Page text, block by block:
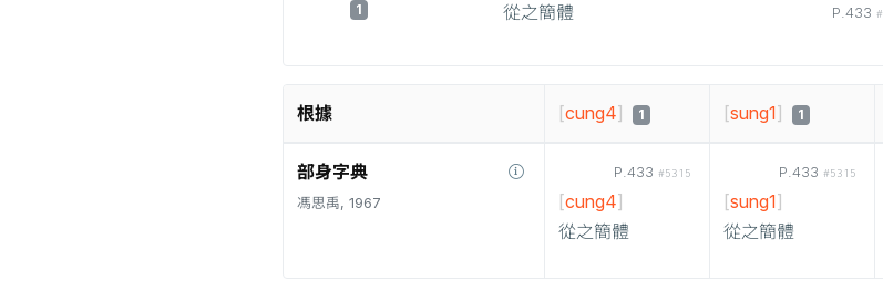
1
從之簡體
P.433
根據 [cung4] 1 [sung1] 1
部身字典
馮思禹, 1967
P.433 #5315
[cung4]
從之簡體
P.433 #5315
[sung1]
從之簡體